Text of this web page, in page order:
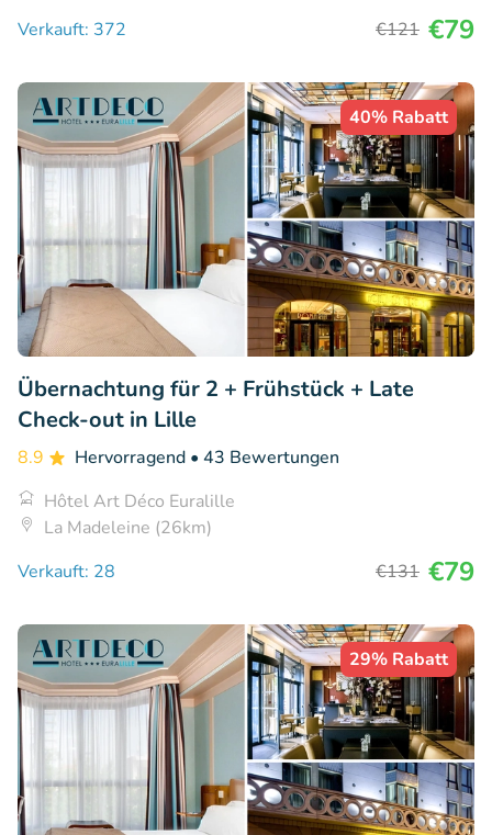
Verkauft: 372
€121 €79
40% Rabatt
Übernachtung für 2 + Frühstück + Late
Check-out in Lille
8.9 Hervorragend • 43 Bewertungen
Hôtel Art Déco Euralille
La Madeleine (26km)
Verkauft: 28
€131 €79
29% Rabatt